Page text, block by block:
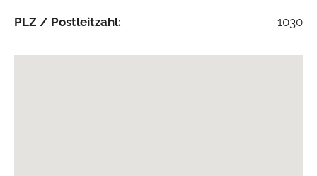
PLZ / Postleitzahl: 1030